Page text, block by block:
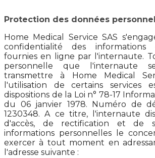
Protection des données
Home Medical Service SAS
confidentialité des informations
fournies en ligne par l'internaute.
personnelle que l'internaute
transmettre à Home Medical
l'utilisation de certains services
dispositions de la Loi n° 78-17
du 06 janvier 1978. Numéro de
1230348. A ce titre, l'internaute
d'accès, de rectification et de
informations personnelles le
exercer à tout moment en
l'adresse suivante :